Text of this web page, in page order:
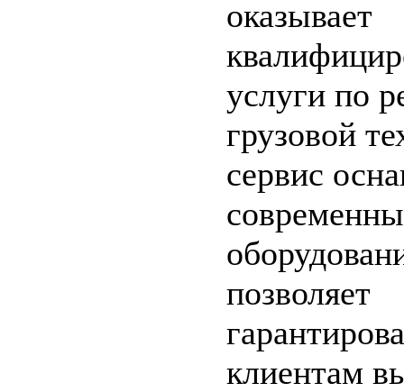
оказывает
услуги по
грузовой
сервис
позволяет
клиентам